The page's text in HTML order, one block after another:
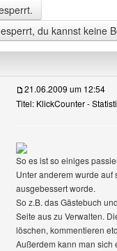
du kannst keine
anzeigen
21.06.2009 um 12:54
Titel: KlickCounter -
So es ist so einiges
Unter anderem wurde
ausgebessert worde.
So z.B. das Gästebuch
Seite aus zu Verwalten.
löschen, kommentieren
Außerdem kann man sich